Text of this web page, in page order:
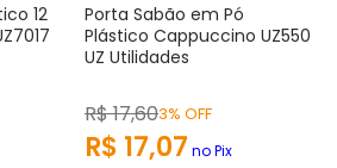
mail
12
Porta Sabão em Pó
Plástico Cappuccino UZ550
UZ Utilidades
R$17,603% OFF
R$ 17,07 no Pix